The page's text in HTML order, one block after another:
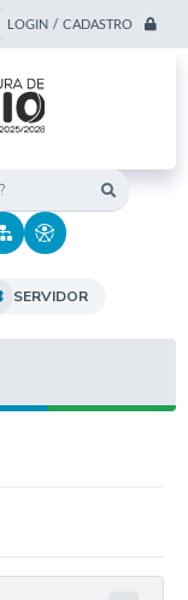
LOGIN / CADASTRO
SERVIDOR